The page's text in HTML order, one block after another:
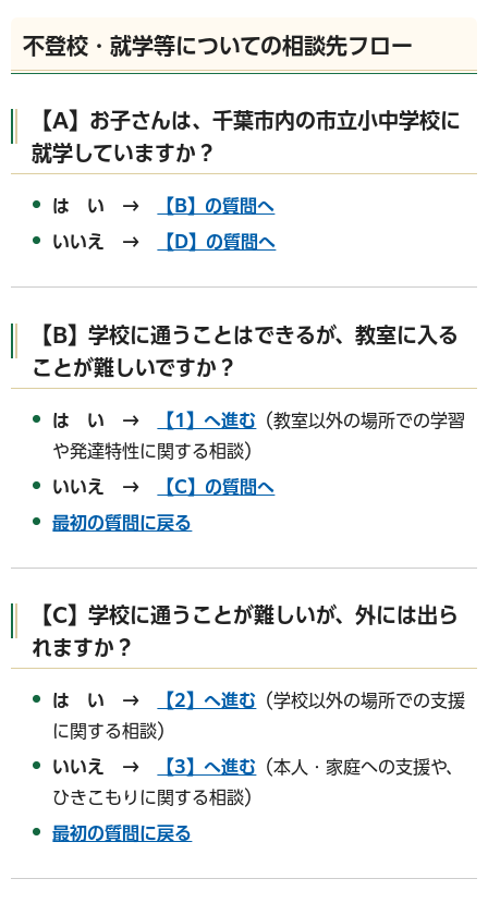
不登校・就学等についての相談先フロー
【A】 お子さんは、千葉市内の市立小中学校に
就学していますか？
は い → 【B】の質問へ
いいえ → 【D】の質問へ
【B】 学校に通うことはできるが、教室に入る
ことが難しいですか？
は い → 【1】へ進む （教室以外の場所での学習
や発達特性に関する相談）
いいえ → 【C】の質問へ
最初の質問に戻る
【C】 学校に通うことが難しいが、外には出ら
れますか？
は い → 【2】へ進む （学校以外の場所での支援
に関する相談）
いいえ → 【3】へ進む （本人・家庭への支援や、
ひきこもりに関する相談）
最初の質問に戻る